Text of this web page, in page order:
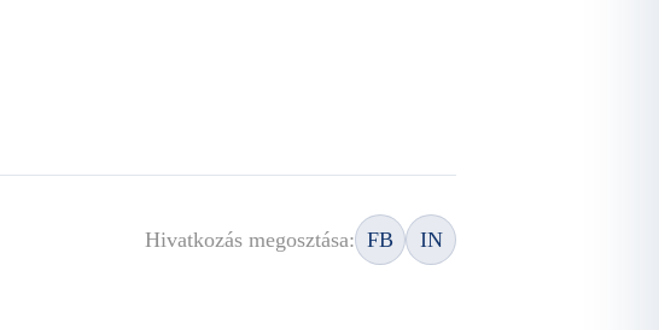
Hivatkozás megosztása: FB IN